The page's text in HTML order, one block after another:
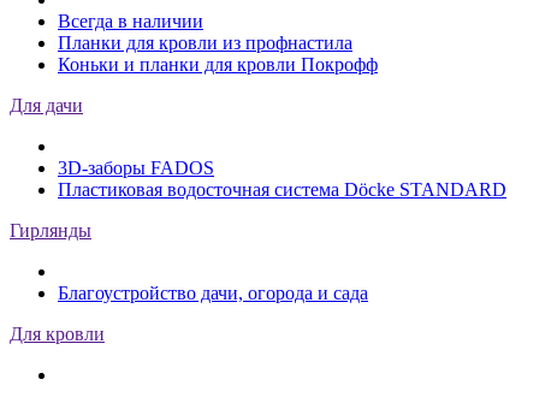
Всегда в наличии
Планки для кровли из профнастила
Коньки и планки для кровли Покрофф
Для дачи
3D-заборы FADOS
Пластиковая водосточная система Döcke STANDARD
Гирлянды
Благоустройство дачи, огорода и сада
Для кровли